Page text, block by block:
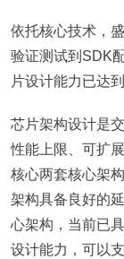
依托核心技术，
验证测试到SDK
片设计能力已达
芯片架构设计是
性能上限、可扩
核心两套核心架
架构具备良好的
心架构，当前已
设计能力，可以